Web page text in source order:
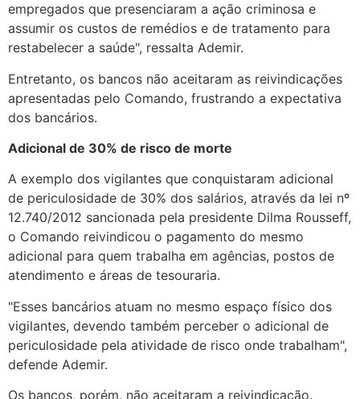
empregados que presenciaram a ação criminosa e
assumir os custos de remédios e de tratamento para
restabelecer a saúde", ressalta Ademir.
Entretanto, os bancos não aceitaram as reivindicações
apresentadas pelo Comando, frustrando a expectativa
dos bancários.
Adicional de 30% de risco de morte
A exemplo dos vigilantes que conquistaram adicional
de periculosidade de 30% dos salários, através da lei nº
12.740/2012 sancionada pela presidente Dilma Rousseff,
o Comando reivindicou o pagamento do mesmo
adicional para quem trabalha em agências, postos de
atendimento e áreas de tesouraria.
"Esses bancários atuam no mesmo espaço físico dos
vigilantes, devendo também perceber o adicional de
periculosidade pela atividade de risco onde trabalham",
defende Ademir.
Os bancos, porém, não aceitaram a reivindicação.